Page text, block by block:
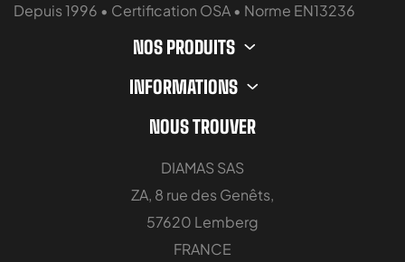
Depuis 1996 • Certification OSA • Norme EN13236
NOS PRODUITS
INFORMATIONS
NOUS TROUVER
DIAMAS SAS
ZA, 8 rue des Genêts,
57620 Lemberg
FRANCE